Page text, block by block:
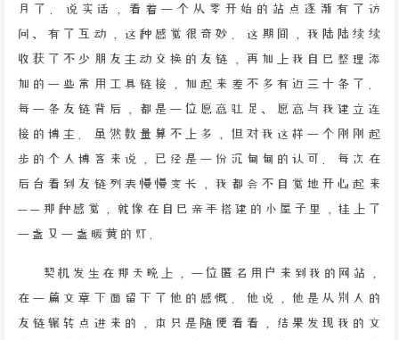
月了。说实话，看着一个从零开始的站点逐渐有了访
问、有了互动，这种感觉很奇妙。这期间，我陆陆续续
收获了不少朋友主动交换的友链，再加上我自己整理添
加的一些常用工具链接，加起来差不多有近三十条了。
每一条友链背后，都是一位愿意驻足、愿意与我建立连
接的博主。虽然数量算不上多，但对我这样一个刚刚起
步的个人博客来说，已经是一份沉甸甸的认可。每次在
后台看到友链列表慢慢变长，我都会不自觉地开心起来
——那种感觉，就像在自己亲手搭建的小屋子里，挂上了
一盏又一盏暖黄的灯。
契机发生在那天晚上，一位匿名用户来到我的网站，
在一篇文章下面留下了他的感慨。他说，他是从别人的
友链辗转点进来的，本只是随便看看，结果发现我的文